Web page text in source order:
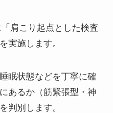
肩こり起点とした検査
実施します。
眠状態などを丁寧に確
あるか（筋緊張型・神
判別します。